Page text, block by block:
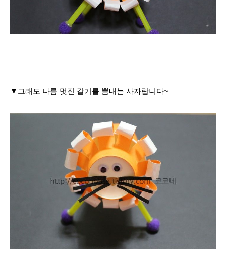
▼그래도 나름 멋진 갈기를 뽐내는 사자랍니다~